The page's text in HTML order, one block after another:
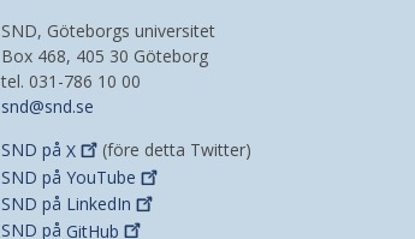
SND, Göteborgs universitet
Box 468, 405 30 Göteborg
tel. 031-786 10 00
snd@snd.se
SND på X
(före detta Twitter)
SND på YouTube
SND på LinkedIn
SND på GitHub